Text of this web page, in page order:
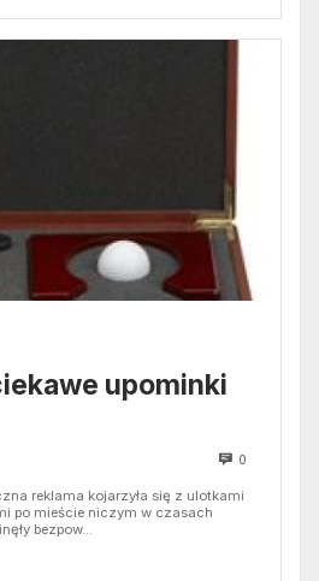
upominki
0
reklama kojarzyła się z ulotkami
po mieście niczym w czasach
bezpow...